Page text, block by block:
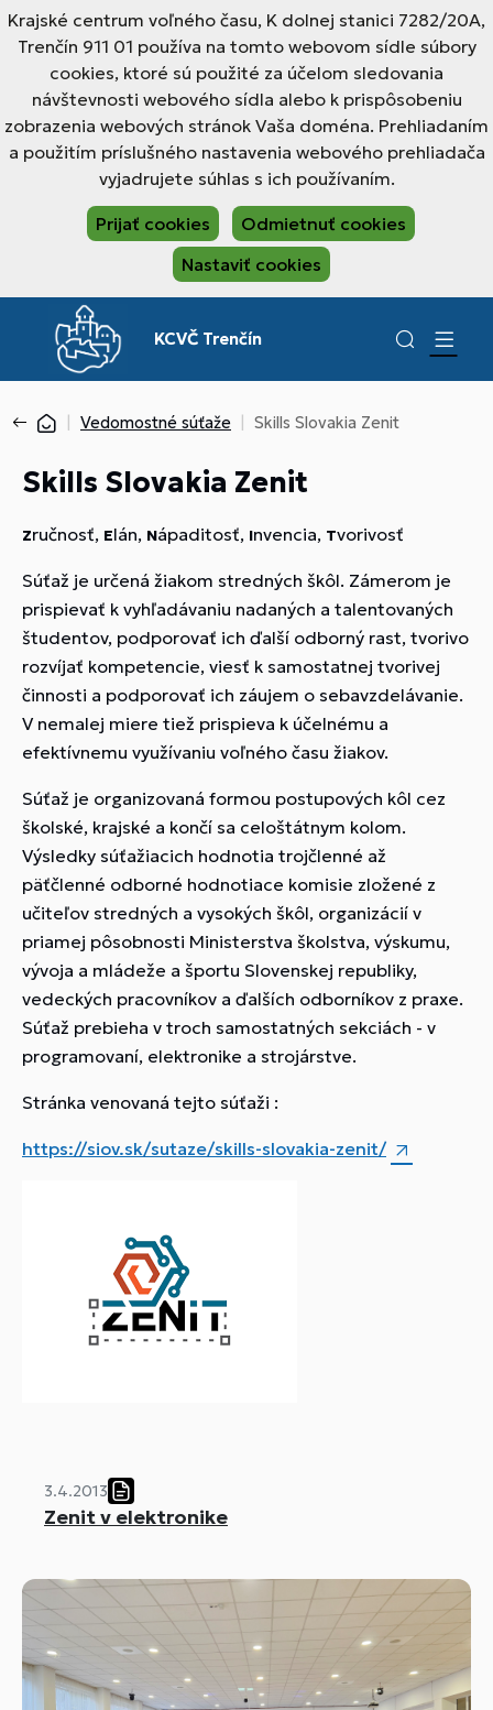
Krajské centrum voľného času, K dolnej stanici 7282/20A,
Trenčín 911 01 používa na tomto webovom sídle súbory
cookies, ktoré sú použité za účelom sledovania
návštevnosti webového sídla alebo k prispôsobeniu
zobrazenia webových stránok Vaša doména. Prehliadaním
a použitím príslušného nastavenia webového prehliadača
vyjadrujete súhlas s ich používaním.
Prijať cookies
Odmietnuť cookies
Nastaviť cookies
KCVČ Trenčín
Vedomostné súťaže Skills Slovakia Zenit
Skills Slovakia Zenit
Zručnosť, Elán, Nápaditosť, Invencia, Tvorivosť
Súťaž je určená žiakom stredných škôl. Zámerom je
prispievať k vyhľadávaniu nadaných a talentovaných
študentov, podporovať ich ďalší odborný rast, tvorivo
rozvíjať kompetencie, viesť k samostatnej tvorivej
činnosti a podporovať ich záujem o sebavzdelávanie.
V nemalej miere tiež prispieva k účelnému a
efektívnemu využívaniu voľného času žiakov.
Súťaž je organizovaná formou postupových kôl cez
školské, krajské a končí sa celoštátnym kolom.
Výsledky súťažiacich hodnotia trojčlenné až
päťčlenné odborné hodnotiace komisie zložené z
učiteľov stredných a vysokých škôl, organizácií v
priamej pôsobnosti Ministerstva školstva, výskumu,
vývoja a mládeže a športu Slovenskej republiky,
vedeckých pracovníkov a ďalších odborníkov z praxe.
Súťaž prebieha v troch samostatných sekciách - v
programovaní, elektronike a strojárstve.
Stránka venovaná tejto súťaži :
https://siov.sk/sutaze/skills-slovakia-zenit/
3.4.2013
Zenit v elektronike